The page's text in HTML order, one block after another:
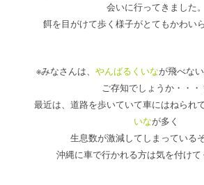
会いに行ってきました。
餌を目がけて歩く様子がとてもかわい
※みなさんは、 やんばるくいなが飛べな
ご存知でしょうか・・・
最近は、道路を歩いていて車にはねられ
いなが多く
生息数が激減してしまっているそ
沖縄に車で行かれる方は気を付けて